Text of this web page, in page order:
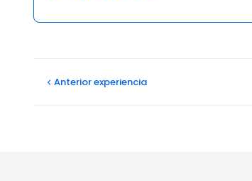
Anteriorexperiencia